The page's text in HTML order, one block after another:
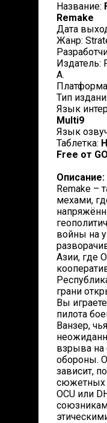
Название:
Remake
Дата
Жанр:
Издатель:
A.
Тип
Язык
Multi9
Язык
Таблетка:
Free от
Описание:
Remake –
мехами,
войны на
Азии, где
грани
Вы
пилота
Ванзер,
взрыва на
обороны.
зависит,
сюжетных
OCU или